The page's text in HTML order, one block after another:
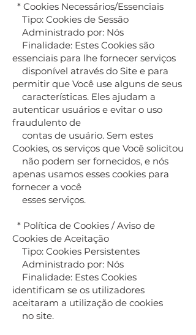
* Cookies Necessários/Essenciais
Tipo: Cookies de Sessão
Administrado por: Nós
Finalidade: Estes Cookies são
essenciais para lhe fornecer serviços
disponível através do Site e para
permitir que Você use alguns de seus
características. Eles ajudam a
autenticar usuários e evitar o uso
fraudulento de
contas de usuário. Sem estes
Cookies, os serviços que Você solicitou
não podem ser fornecidos, e nós
apenas usamos esses cookies para
fornecer a você
esses serviços.
* Política de Cookies / Aviso de
Cookies de Aceitação
Tipo: Cookies Persistentes
Administrado por: Nós
Finalidade: Estes Cookies
identificam se os utilizadores
aceitaram a utilização de cookies
no site.